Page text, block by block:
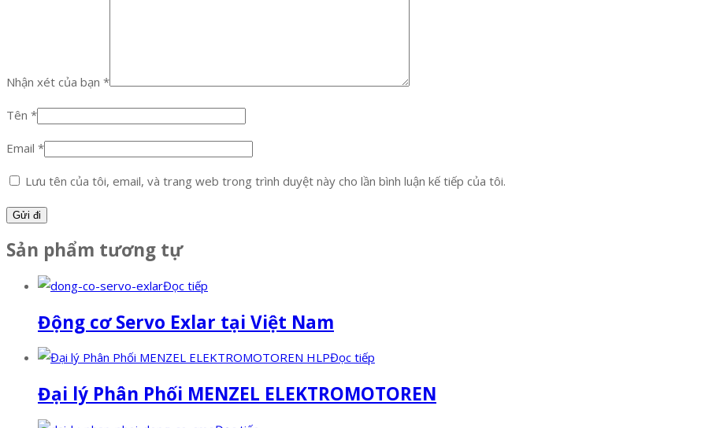
Nhận xét của bạn *
Tên *
Email *
Lưu tên của tôi, email, và trang web trong trình duyệt này cho lần bình luận kế tiếp của tôi.
Sản phẩm tương tự
Đọc tiếp
Động cơ Servo Exlar tại Việt Nam
Đọc tiếp
Đại lý Phân Phối MENZEL ELEKTROMOTOREN